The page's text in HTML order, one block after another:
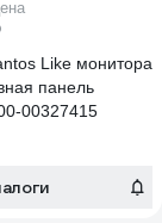
Like монитора
панель
00327415